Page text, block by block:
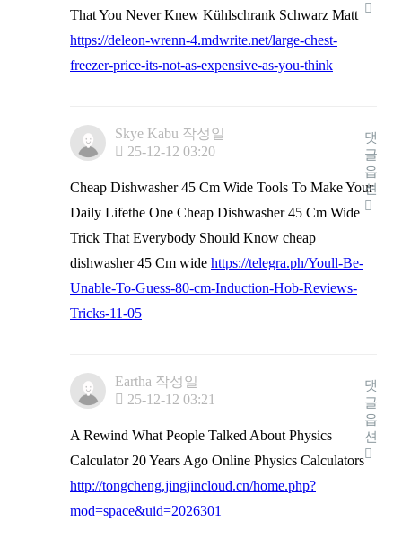
That You Never Knew Kühlschrank Schwarz Matt
https://deleon-wrenn-4.mdwrite.net/large-chest-
freezer-price-its-not-as-expensive-as-you-think
Skye Kabu 작성일
25-12-12 03:20
Cheap Dishwasher 45 Cm Wide Tools To Make Your
Daily Lifethe One Cheap Dishwasher 45 Cm Wide
Trick That Everybody Should Know cheap
dishwasher 45 Cm wide https://telegra.ph/Youll-Be-
Unable-To-Guess-80-cm-Induction-Hob-Reviews-
Tricks-11-05
댓
글
옵
션
Eartha 작성일
25-12-12 03:21
A Rewind What People Talked About Physics
Calculator 20 Years Ago Online Physics Calculators
http://tongcheng.jingjincloud.cn/home.php?
mod=space&uid=2026301
댓
글
옵
션